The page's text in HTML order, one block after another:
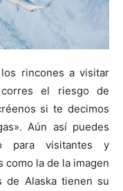
rincones a visitar
el riesgo de
si te decimos
Aún así puedes
para visitantes y
como la de la imagen
de Alaska tienen su